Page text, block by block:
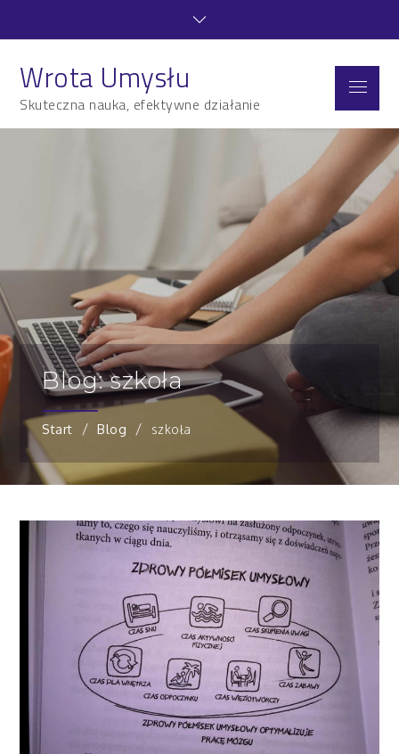
Wrota Umysłu
Skuteczna nauka, efektywne działanie
Menu
Blog: szkoła
Start Blog szkoła